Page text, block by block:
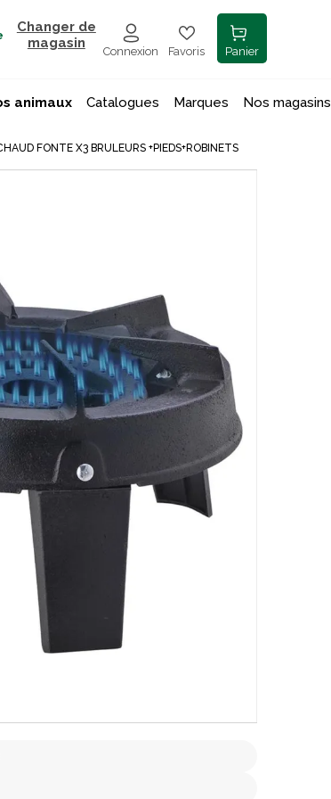
Changer de
magasin
Connexion Favoris Panier
animaux Catalogues Marques Nos magasins
FONTE X3 BRULEURS +PIEDS+ROBINETS